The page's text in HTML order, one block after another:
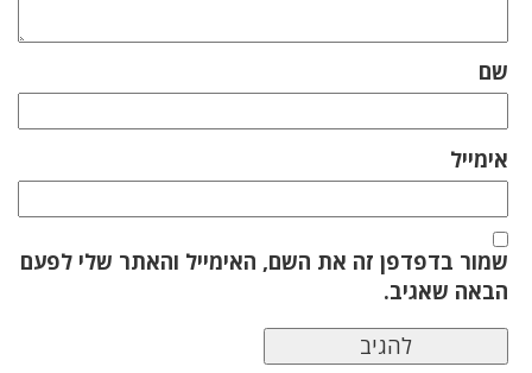
שם
אימייל
שמור בדפדפן זה את השם, האימייל והאתר שלי לפעם
הבאה שאגיב.